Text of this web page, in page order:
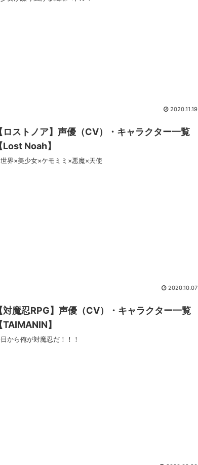
2020.11.19
ロストノア】声優（CV）・キャラクター一覧
Lost Noah】
界×美少女×ケモミミ×悪魔×天使
2020.10.07
対魔忍RPG】声優（CV）・キャラクター一覧
TAIMANIN】
から俺が対魔忍だ！！！